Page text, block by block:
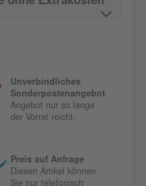
Unverbindliches
Sonderpostenangebot
Angebot nur so lange
der Vorrat reicht.
Preis auf Anfrage
Diesen Artikel können
Sie nur telefonisch